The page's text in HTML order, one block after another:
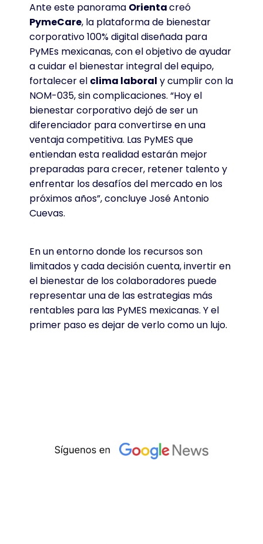
Ante este panorama Orientacreó
PymeCare, la plataforma de bienestar
corporativo 100% digital diseñada para
PyMEs mexicanas, con el objetivo de ayudar
a cuidar el bienestar integral del equipo,
fortalecer el clima laboral y cumplir con la
NOM-035, sin complicaciones. “Hoy el
bienestar corporativo dejó de ser un
diferenciador para convertirse en una
ventaja competitiva. Las PyMES que
entiendan esta realidad estarán mejor
preparadas para crecer, retener talento y
enfrentar los desafíos del mercado en los
próximos años”, concluye José Antonio
Cuevas.
En un entorno donde los recursos son
limitados y cada decisión cuenta, invertir en
el bienestar de los colaboradores puede
representar una de las estrategias más
rentables para las PyMES mexicanas. Y el
primer paso es dejar de verlo como un lujo.